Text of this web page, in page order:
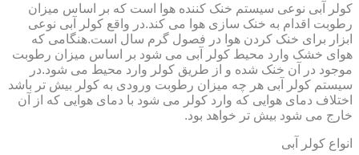
کولر آبی نوعی سیستم خنک کننده هوا است که بر اساس میزان
رطوبت اقدام به خنک سازی هوا می کند.در واقع کولر آبی نوعی
ابزار برای خنک کردن هوا در فصول گرم سال است.هنگامی که
هوای خشک وارد محیط کولر آبی می شود بر اساس میزان رطوبت
موجود در آن خنک شده و از طریق کولر وارد محیط می شود.در
سیستم کولر آبی هر چه میزان رطوبت ورودی به کولر بیش تر باشد
اختلاف دمای هوایی که وارد کولر می شود با دمای هوایی که از آن
خارج می شود بیش تر خواهد بود.
انواع کولر آبی